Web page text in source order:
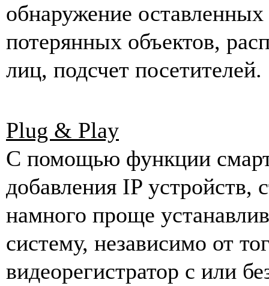
обнаружение
потерянных объектов,
лиц, подсчет посетителей.
Plug & Play
C помощью функции
добавления IP устройств,
намного проще
систему, независимо от
видеорегистратор с или